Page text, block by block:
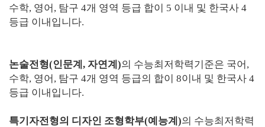
수학, 영어, 탐구 4개 영역 등급 합이 5 이내 및 한국사 4
등급 이내입니다.
논술전형(인문계, 자연계)의 수능최저학력기준은 국어,
수학, 영어, 탐구 4개 영역 등급의 합이 8이내 및 한국사 4
등급 이내입니다.
특기자전형의 디자인 조형학부(예능계)의 수능최저학력